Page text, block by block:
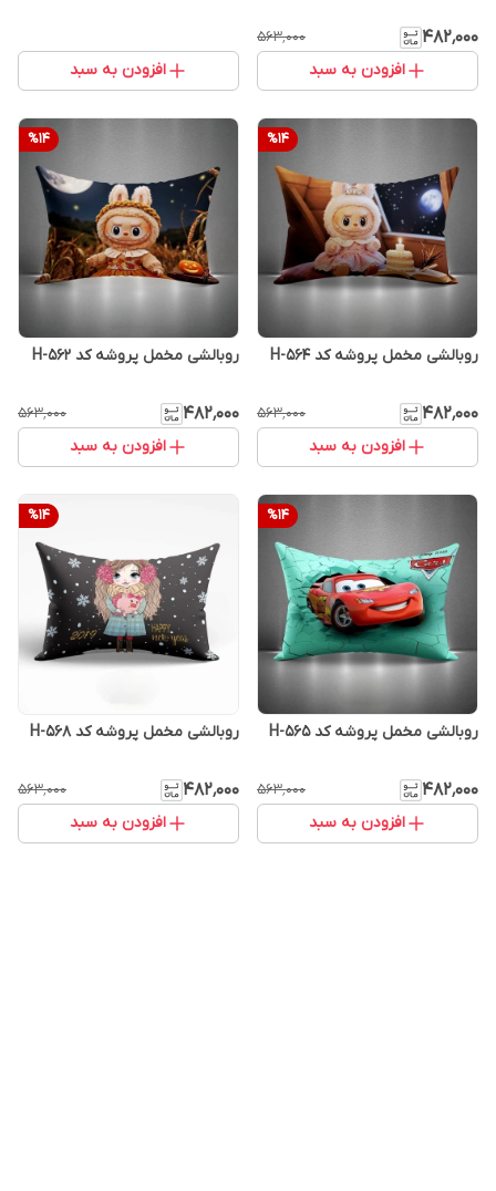
۴۸۲٬۰۰۰ ۵۶۳٬۰۰۰
افزودن به سبد افزودن به سبد
%14
روبالشی مخمل پروشه کد H-564
۴۸۲٬۰۰۰ ۵۶۳٬۰۰۰
افزودن به سبد
%14
روبالشی مخمل پروشه کد H-562
۴۸۲٬۰۰۰ ۵۶۳٬۰۰۰
افزودن به سبد
%14
روبالشی مخمل پروشه کد H-565
۴۸۲٬۰۰۰ ۵۶۳٬۰۰۰
افزودن به سبد
%14
روبالشی مخمل پروشه کد H-568
۴۸۲٬۰۰۰ ۵۶۳٬۰۰۰
افزودن به سبد